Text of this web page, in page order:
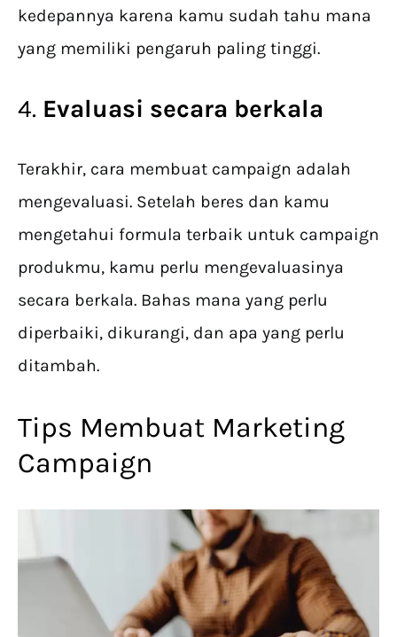
kedepannya karena kamu sudah tahu mana
yang memiliki pengaruh paling tinggi.
4. Evaluasi secara berkala
Terakhir, cara membuat campaign adalah
mengevaluasi. Setelah beres dan kamu
mengetahui formula terbaik untuk campaign
produkmu, kamu perlu mengevaluasinya
secara berkala. Bahas mana yang perlu
diperbaiki, dikurangi, dan apa yang perlu
ditambah.
Tips Membuat Marketing
Campaign